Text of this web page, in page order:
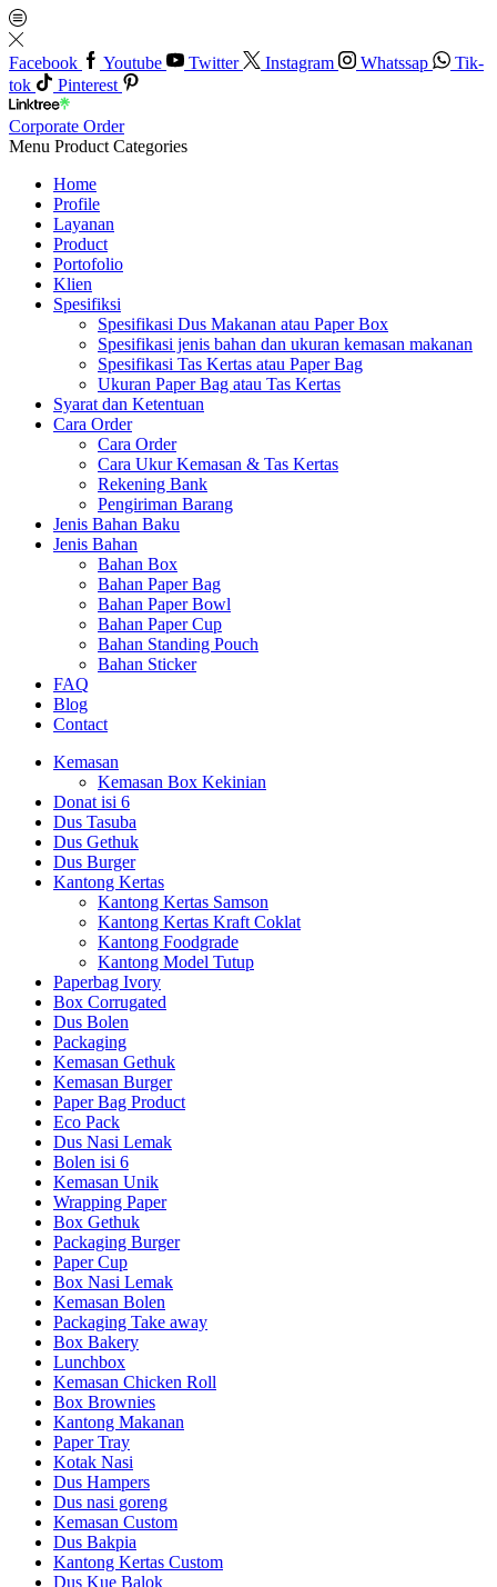
Facebook Youtube Twitter Instagram Whatssap
Tik-
tok
Pinterest
Corporate Order
Menu Product Categories
Home
Profile
Layanan
Product
Portofolio
Klien
Spesifiksi
Spesifikasi Dus Makanan atau Paper Box
Spesifikasi jenis bahan dan ukuran kemasan makanan
Spesifikasi Tas Kertas atau Paper Bag
Ukuran Paper Bag atau Tas Kertas
Syarat dan Ketentuan
Cara Order
Cara Order
Cara Ukur Kemasan & Tas Kertas
Rekening Bank
Pengiriman Barang
Jenis Bahan Baku
Jenis Bahan
Bahan Box
Bahan Paper Bag
Bahan Paper Bowl
Bahan Paper Cup
Bahan Standing Pouch
Bahan Sticker
FAQ
Blog
Contact
Kemasan
Kemasan Box Kekinian
Donat isi 6
Dus Tasuba
Dus Gethuk
Dus Burger
Kantong Kertas
Kantong Kertas Samson
Kantong Kertas Kraft Coklat
Kantong Foodgrade
Kantong Model Tutup
Paperbag Ivory
Box Corrugated
Dus Bolen
Packaging
Kemasan Gethuk
Kemasan Burger
Paper Bag Product
Eco Pack
Dus Nasi Lemak
Bolen isi 6
Kemasan Unik
Wrapping Paper
Box Gethuk
Packaging Burger
Paper Cup
Box Nasi Lemak
Kemasan Bolen
Packaging Take away
Box Bakery
Lunchbox
Kemasan Chicken Roll
Box Brownies
Kantong Makanan
Paper Tray
Kotak Nasi
Dus Hampers
Dus nasi goreng
Kemasan Custom
Dus Bakpia
Kantong Kertas Custom
Dus Kue Balok